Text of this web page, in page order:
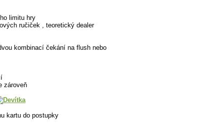
limitu hry
ručiček , teoretický dealer
kombinací čekání na flush nebo
zároveň
kartu do postupky